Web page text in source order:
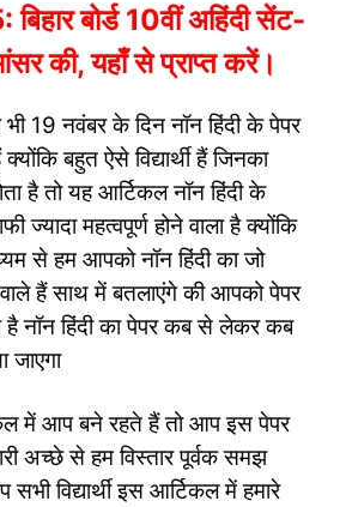
बोर्ड 10वीं अहिंदी सेंट-
की, यहाँ से प्राप्त करें।
19 नवंबर के दिन नॉन हिंदी के पेपर
बहुत ऐसे विद्यार्थी हैं जिनका
है तो यह आर्टिकल नॉन हिंदी के
ज्यादा महत्वपूर्ण होने वाला है क्योंकि
से हम आपको नॉन हिंदी का जो
हैं साथ में बतलाएंगे की आपको पेपर
है नॉन हिंदी का पेपर कब से लेकर कब
जाएगा
में आप बने रहते हैं तो आप इस पेपर
अच्छे से हम विस्तार पूर्वक समझ
विद्यार्थी इस आर्टिकल में हमारे